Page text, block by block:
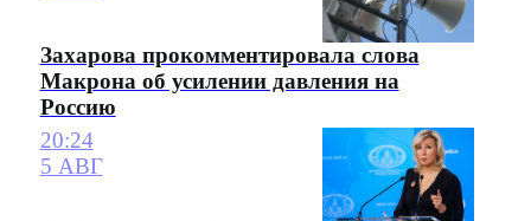
Захарова прокомментировала слова
Макрона об усилении давления на
Россию
20:24
5 АВГ